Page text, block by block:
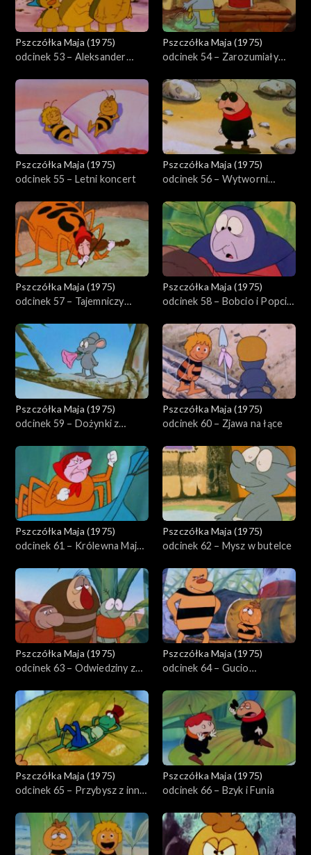
Pszczółka Maja (1975)
odcinek 53 – Aleksander
Pszczółka Maja (1975)
odcinek 54 – Zarozumiały
Pszczółka Maja (1975)
odcinek 55 – Letni koncert
Pszczółka Maja (1975)
odcinek 56 – Wytworni
Pszczółka Maja (1975)
odcinek 57 – Tajemniczy
Pszczółka Maja (1975)
odcinek 58 – Bobcio i Popcio
Pszczółka Maja (1975)
odcinek 59 – Dożynki z
Pszczółka Maja (1975)
odcinek 60 – Zjawa na łące
Pszczółka Maja (1975)
odcinek 61 – Królewna Maja i
Pszczółka Maja (1975)
odcinek 62 – Mysz w butelce
Pszczółka Maja (1975)
odcinek 63 – Odwiedziny z
Pszczółka Maja (1975)
odcinek 64 – Gucio
Pszczółka Maja (1975)
odcinek 65 – Przybysz z innej
Pszczółka Maja (1975)
odcinek 66 – Bzyk i Funia